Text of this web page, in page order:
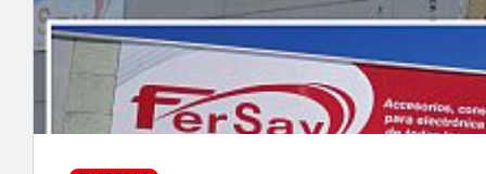
Encuentra tu noticia